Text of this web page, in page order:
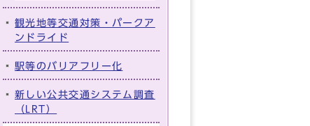
観光地等交通対策・パークア
ンドライド
駅等のバリアフリー化
新しい公共交通システム調査
（LRT）